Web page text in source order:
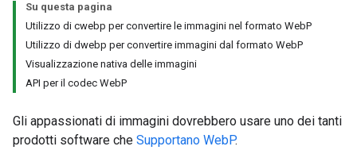
Su questa pagina
Utilizzo di cwebp per convertire le immagini nel formato WebP
Utilizzo di dwebp per convertire immagini dal formato WebP
Visualizzazione nativa delle immagini
API per il codec WebP
Gli appassionati di immagini dovrebbero usare uno dei tanti
prodotti software che Supportano WebP.